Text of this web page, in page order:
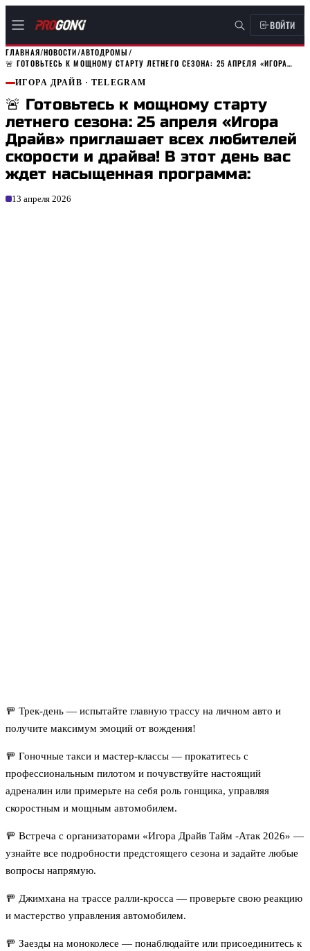
ВОЙТИ
ГЛАВНАЯ/НОВОСТИ/АВТОДРОМЫ/
🚨 ГОТОВЬТЕСЬ К МОЩНОМУ СТАРТУ ЛЕТНЕГО СЕЗОНА: 25 АПРЕЛЯ «ИГОРА…
ИГОРА ДРАЙВ · TELEGRAM
🚨 Готовьтесь к мощному старту
летнего сезона: 25 апреля «Игора
Драйв» приглашает всех любителей
скорости и драйва! В этот день вас
ждет насыщенная программа:
13 апреля 2026
🚥 Трек‑день — испытайте главную трассу на личном авто и
получите максимум эмоций от вождения!
🚥 Гоночные такси и мастер‑классы — прокатитесь с
профессиональным пилотом и почувствуйте настоящий
адреналин или примерьте на себя роль гонщика, управляя
скоростным и мощным автомобилем.
🚥 Встреча с организаторами «Игора Драйв Тайм -Атак 2026» —
узнайте все подробности предстоящего сезона и задайте любые
вопросы напрямую.
🚥 Джимхана на трассе ралли‑кросса — проверьте свою реакцию
и мастерство управления автомобилем.
🚥 Заезды на моноколесе — понаблюдайте или присоединитесь к